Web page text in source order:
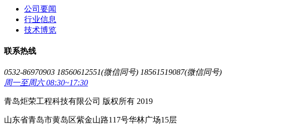
公司要闻
行业信息
技术博览
联系热线
0532-86970903 18560612551(微信同号) 18561519087(微信同号)
周一至周六 08:30~17:30
青岛炬荣工程科技有限公司 版权所有 2019
山东省青岛市黄岛区紫金山路117号华林广场15层